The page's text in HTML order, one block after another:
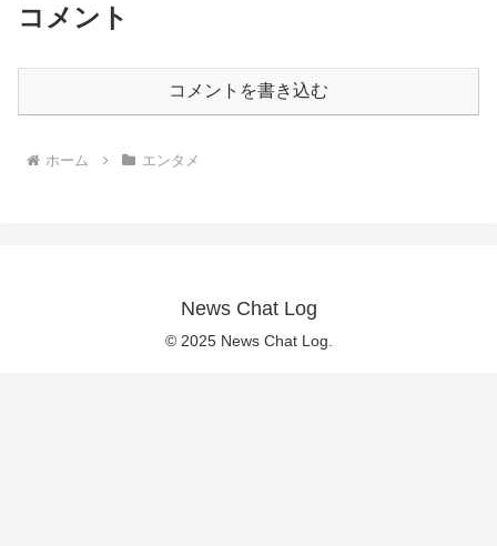
コメント
コメントを書き込む
ホーム エンタメ
News Chat Log
© 2025 News Chat Log.